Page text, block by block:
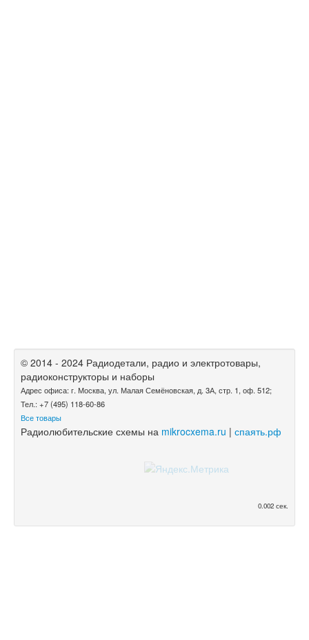
© 2014 - 2024 Радиодетали, радио и электротовары,
радиоконструкторы и наборы
Адрес офиса: г. Москва, ул. Малая Семёновская, д. 3А, стр. 1, оф. 512;
Тел.: +7 (495) 118-60-86
Все товары
Радиолюбительские схемы на mikrocxema.ru | спаять.рф
0.002 сек.